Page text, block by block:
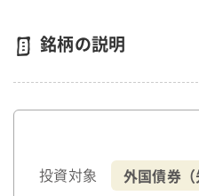
銘柄の説明
投資対象 外国債券（